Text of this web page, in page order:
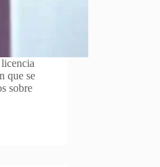
que se
sobre